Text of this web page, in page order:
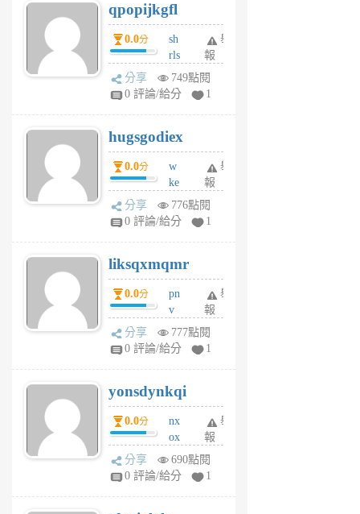
6
個
月
前
qpopijkgfl
0.0分
sh
rls
k
m
6
個
月
前
舉
報
分享
749點閱
0 評論/給分
1
hugsgodiex
0.0分
w
ke
rv
pj
6
個
月
前
舉
報
分享
776點閱
0 評論/給分
1
liksqxmqmr
0.0分
pn
v
wt
sv
6
個
月
前
舉
報
分享
777點閱
0 評論/給分
1
yonsdynkqi
0.0分
nx
ox
rh
pe
舉
報
分享
690點閱
0 評論/給分
1